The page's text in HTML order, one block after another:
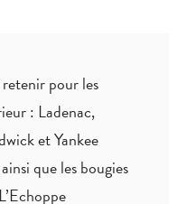
retenir pour les
: Ladenac,
et Yankee
que les bougies